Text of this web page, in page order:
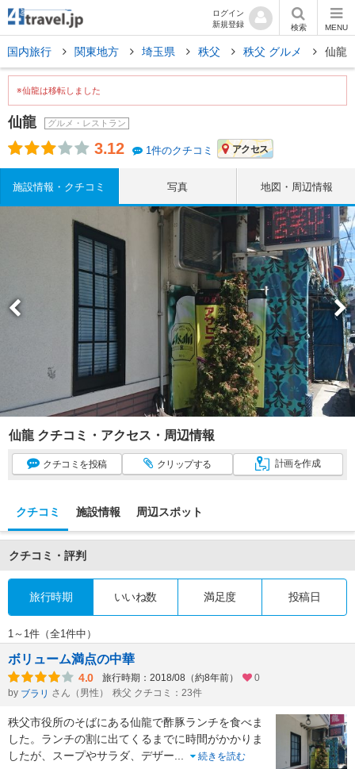
ログイン
新規登録
検索 MENU
国内旅行 関東地方 埼玉県 秩父 秩父 グルメ 仙龍
※仙龍は移転しました
仙龍 グルメ・レストラン
3.12 1件のクチコミ アクセス
施設情報・クチコミ 写真 地図・周辺情報
仙龍 クチコミ・アクセス・周辺情報
クチコミ を投稿 クリップする 計画を作成
クチコミ 施設情報 周辺スポット
クチコミ・評判
旅行時期 いいね数 満足度 投稿日
1～1件（全1件中）
ボリューム満点の中華
4.0 旅行時期：2018/08（約8年前）
0
by ブラリ さん（男性） 秩父 クチコミ：23件
秩父市役所のそばにある仙龍で酢豚ランチを食べま
した。ランチの割に出てくるまでに時間がかかりま
したが、スープやサラダ、デザー...
続きを読む